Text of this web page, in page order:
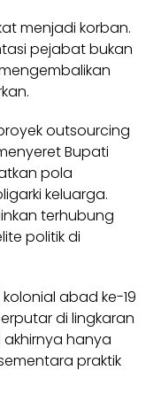
menjadi korban.
pejabat bukan
outsourcing
Bupati
pola
keluarga.
terhubung
politik di
abad ke-19
di lingkaran
hanya
praktik